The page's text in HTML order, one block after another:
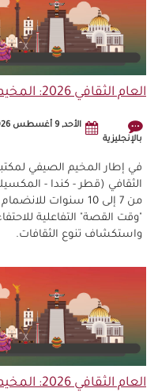
العام الثقافي 2026: المخيم الصيفي - وقت القصة
بالإنجليزية
الأحد, 9 أغسطس 2026
في إطار المخيم الصيفي
من 7 إلى 10 سنوات
"وقت القصة" التفاعلية
واستكشاف تنوع الثقافات.
العام الثقافي 2026: المخيم الصيفي - وقت القصة